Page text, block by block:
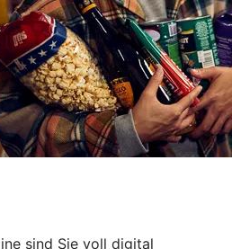
sind Sie voll digital